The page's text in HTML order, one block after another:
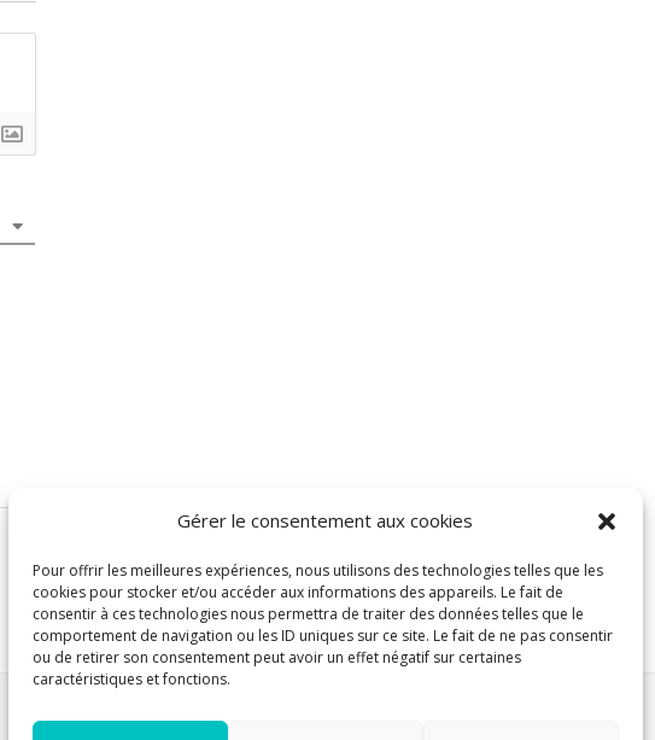
Gérer le consentement aux cookies
Pour offrir les meilleures expériences, nous utilisons des technologies telles que les
cookies pour stocker et/ou accéder aux informations des appareils. Le fait de
consentir à ces technologies nous permettra de traiter des données telles que le
comportement de navigation ou les ID uniques sur ce site. Le fait de ne pas consentir
ou de retirer son consentement peut avoir un effet négatif sur certaines
caractéristiques et fonctions.